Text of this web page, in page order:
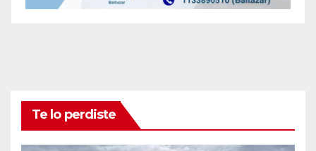
Te lo perdiste